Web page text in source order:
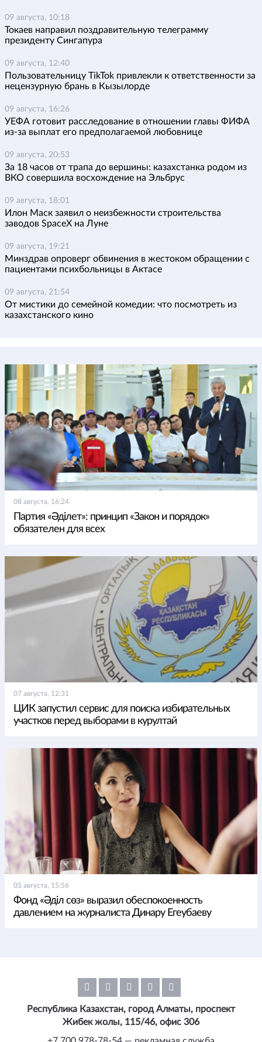
09 августа, 10:18
Токаев направил поздравительную телеграмму
президенту Сингапура
09 августа, 12:40
Пользовательницу TikTok привлекли к ответственности за
нецензурную брань в Кызылорде
09 августа, 16:26
УЕФА готовит расследование в отношении главы ФИФА
из-за выплат его предполагаемой любовнице
09 августа, 20:53
За 18 часов от трапа до вершины: казахстанка родом из
ВКО совершила восхождение на Эльбрус
09 августа, 18:01
Илон Маск заявил о неизбежности строительства
заводов SpaceX на Луне
09 августа, 19:21
Минздрав опроверг обвинения в жестоком обращении с
пациентами психбольницы в Актасе
09 августа, 21:54
От мистики до семейной комедии: что посмотреть из
казахстанского кино
08 августа, 16:24
Партия «Әділет»: принцип «Закон и порядок»
обязателен для всех
07 августа, 12:31
ЦИК запустил сервис для поиска избирательных
участков перед выборами в курултай
05 августа, 15:56
Фонд «Әділ сөз» выразил обеспокоенность
давлением на журналиста Динару Егеубаеву
Республика Казахстан, город Алматы, проспект
Жибек жолы, 115/46, офис 306